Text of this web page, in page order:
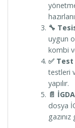
🔧
uygun
kombi
✅
testleri
yapılır.
📄
dosya